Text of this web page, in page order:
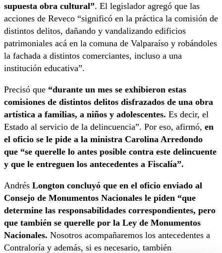
supuesta obra cultural”. El legislador agregó que las
acciones de Reveco “significó en la práctica la comisión de
distintos delitos, dañando y vandalizando edificios
patrimoniales acá en la comuna de Valparaíso y robándoles
la fachada a distintos comerciantes, incluso a una
institución educativa”.
Precisó que “durante un mes se exhibieron estas
comisiones de distintos delitos disfrazados de una obra
artística a familias, a niños y adolescentes. Es decir, el
Estado al servicio de la delincuencia”. Por eso, afirmó, en
el oficio se le pide a la ministra Carolina Arredondo
que “se querelle lo antes posible contra este delincuente
y que le entreguen los antecedentes a Fiscalía”.
Andrés Longton concluyó que en el oficio enviado al
Consejo de Monumentos Nacionales le piden “que
determine las responsabilidades correspondientes, pero
que también se querelle por la Ley de Monumentos
Nacionales. Nosotros acompañaremos los antecedentes a
Contraloría y además, si es necesario, también